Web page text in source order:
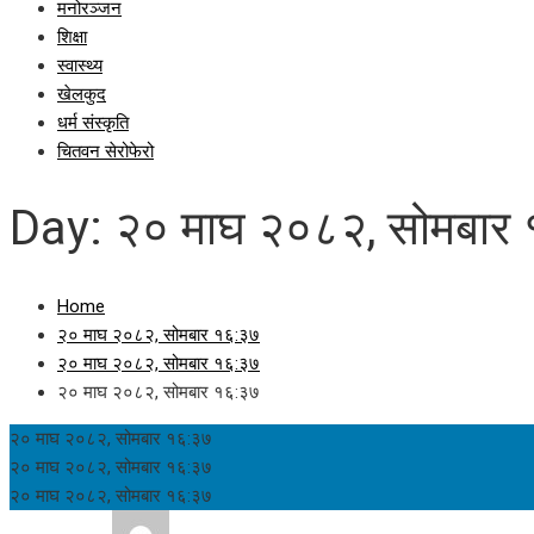
मनोरञ्जन
शिक्षा
स्वास्थ्य
खेलकुद
धर्म संस्कृति
चितवन सेरोफेरो
Day: २० माघ २०८२,
Home
२० माघ २०८२, सोमबार १६:३७
२० माघ २०८२, सोमबार १६:३७
२० माघ २०८२, सोमबार १६:३७
२० माघ २०८२, सोमबार १६:३७
२० माघ २०८२, सोमबार १६:३७
२० माघ २०८२, सोमबार १६:३७